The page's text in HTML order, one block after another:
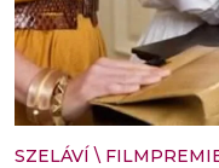
SZELÁVÍ \